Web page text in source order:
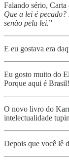
Falando sério, Carta
Que a lei é
senão pela lei.”
E eu gostava era
Eu gosto muito do
Porque aqui é Brasil!
O novo livro do
intelectualidade
Depois que você lê